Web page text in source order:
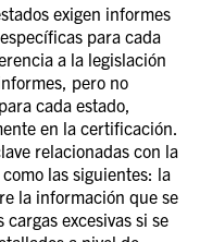
exigen informes
para cada
a la legislación
pero no
cada estado,
en la certificación.
relacionadas con la
las siguientes: la
la información que se
excesivas si se